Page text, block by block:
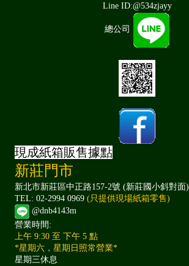
Line ID:@534zjayy
總公司
現成紙箱販售據點
新莊門市
新北市新莊區中正路157-2號 (新莊國小斜對面)
TEL: 02-2994 0969 (只提供現場紙箱零售)
@dnb4143m
營業時間:
上午 9:30 至 下午 5 點
*星期六，星期日照常營業*
星期三休息